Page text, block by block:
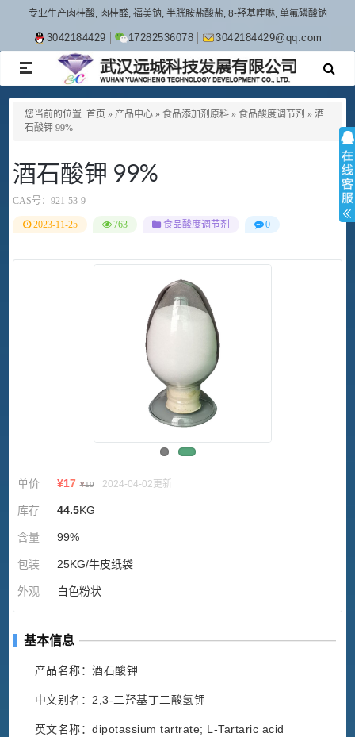
专业生产肉桂酸, 肉桂醛, 福美钠, 半胱胺盐酸盐, 8-羟基喹啉, 单氟磷酸钠
3042184429 17282536078 3042184429@qq.com
TOGGLE
NAVIGATION
您当前的位置: 首页 » 产品中心 » 食品添加剂原料 » 食品酸度调节剂 » 酒
石酸钾 99%
酒石酸钾 99%
CAS号： 921-53-9
2023-11-25 763 食品酸度调节剂 0
单价 ¥17 ¥19 2024-04-02更新
库存 44.5KG
含量 99%
包装 25KG/牛皮纸袋
外观 白色粉状
基本信息
产品名称：酒石酸钾
中文别名：2,3-二羟基丁二酸氢钾
英文名称：dipotassium tartrate; L-Tartaric acid